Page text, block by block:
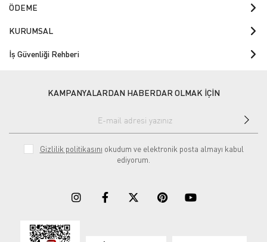
ÖDEME
KURUMSAL
İş Güvenliği Rehberi
KAMPANYALARDAN HABERDAR OLMAK İÇİN
Gizlilik politikasını okudum ve elektronik posta almayı kabul
ediyorum.